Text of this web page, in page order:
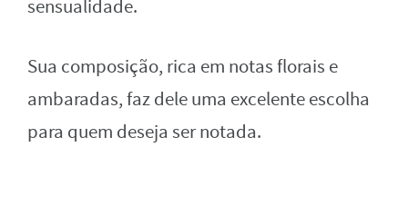
sensualidade.
Sua composição, rica em notas florais e
ambaradas, faz dele uma excelente escolha
para quem deseja ser notada.